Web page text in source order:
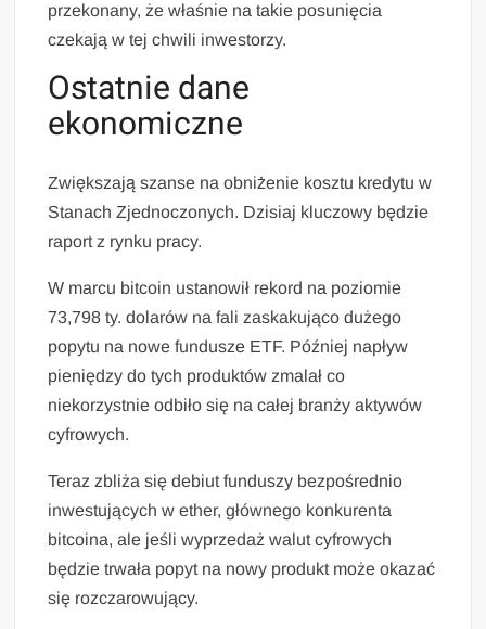
przekonany, że właśnie na takie posunięcia
czekają w tej chwili inwestorzy.
Ostatnie dane
ekonomiczne
Zwiększają szanse na obniżenie kosztu kredytu w
Stanach Zjednoczonych. Dzisiaj kluczowy będzie
raport z rynku pracy.
W marcu bitcoin ustanowił rekord na poziomie
73,798 ty. dolarów na fali zaskakująco dużego
popytu na nowe fundusze ETF. Później napływ
pieniędzy do tych produktów zmalał co
niekorzystnie odbiło się na całej branży aktywów
cyfrowych.
Teraz zbliża się debiut funduszy bezpośrednio
inwestujących w ether, głównego konkurenta
bitcoina, ale jeśli wyprzedaż walut cyfrowych
będzie trwała popyt na nowy produkt może okazać
się rozczarowujący.